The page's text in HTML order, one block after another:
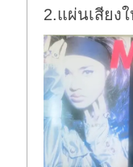
n
.
2.แผ่นเสียง